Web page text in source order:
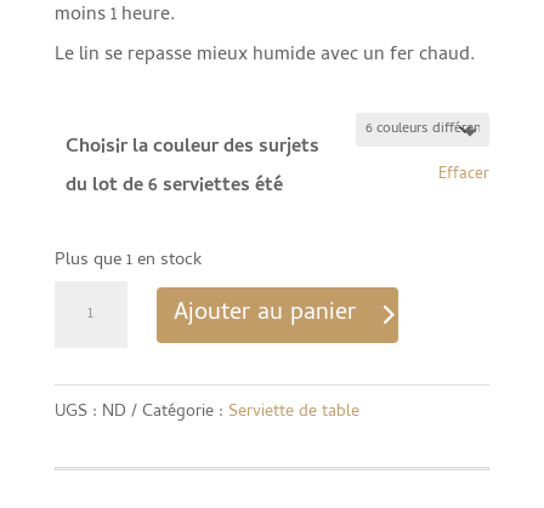
moins 1 heure.
Le lin se repasse mieux humide avec un fer chaud.
Choisir la couleur des surjets
du lot de 6 serviettes été
Effacer
Plus que 1 en stock
quantité
Lot
de
6
Ajouter au panier
UGS : ND Catégorie : Serviette de table